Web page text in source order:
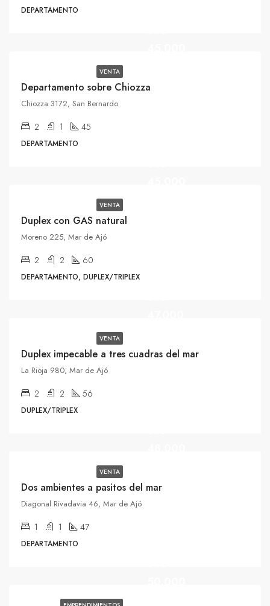
DEPARTAMENTO
VENTA
Departamento sobre Chiozza
Chiozza 3172, San Bernardo
2 1 45
DEPARTAMENTO
VENTA
Duplex con GAS natural
Moreno 225, Mar de Ajó
2 2 60
DEPARTAMENTO, DUPLEX/TRIPLEX
VENTA
Duplex impecable a tres cuadras del mar
La Rioja 980, Mar de Ajó
2 2 56
DUPLEX/TRIPLEX
VENTA
Dos ambientes a pasitos del mar
Diagonal Rivadavia 46, Mar de Ajó
1 1 47
DEPARTAMENTO